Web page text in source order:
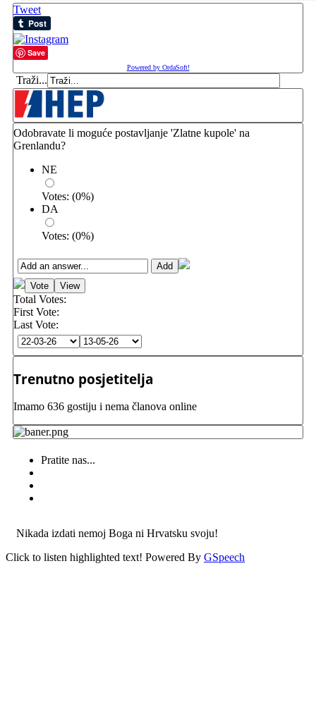
Tweet
Save
Powered by OrdaSoft!
Traži...
Odobravate li moguće postavljanje 'Zlatne kupole' na
Grenlandu?
NE
Votes: (0%)
DA
Votes: (0%)
Total Votes:
First Vote:
Last Vote:
Trenutno posjetitelja
Imamo 636 gostiju i nema članova online
Pratite nas...
Nikada izdati nemoj Boga ni Hrvatsku svoju!
Click to listen highlighted text! Powered By GSpeech